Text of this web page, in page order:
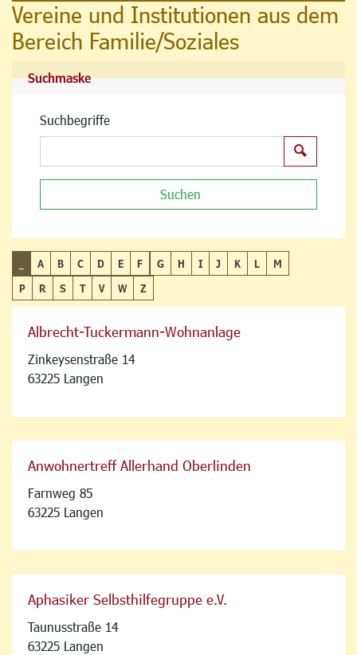
Vereine und Institutionen aus dem
Bereich Familie/Soziales
Suchmaske
Suchbegriffe
Suchen
A B C D E F G H I J K L
M
P
R S T V W Z
Albrecht-Tuckermann-Wohnanlage
Zinkeysenstraße 14
63225 Langen
Anwohnertreff Allerhand Oberlinden
Farnweg 85
63225 Langen
Aphasiker Selbsthilfegruppe e.V.
Taunusstraße 14
63225 Langen